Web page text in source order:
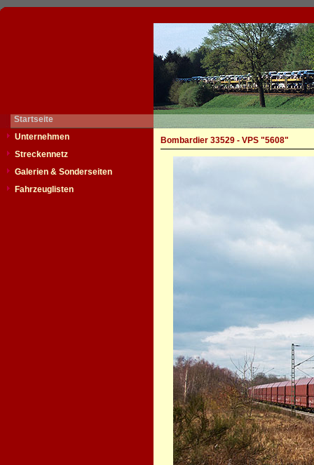
Startseite
Unternehmen
Streckennetz
Galerien & Sonderseiten
Fahrzeuglisten
Bombardier 33529 - VPS "5608"